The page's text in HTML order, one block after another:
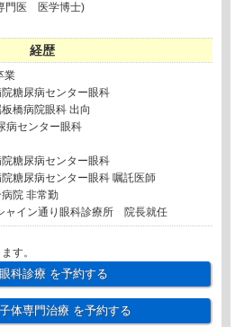
門医 医学博士)
経歴
業
糖尿病センター眼科
橋病院眼科 出向
病センター眼科
糖尿病センター眼科
糖尿病センター眼科 嘱託医師
院 非常勤
イン通り眼科診療所 院長就任
す。
科診療を予約する
体専門治療を予約する